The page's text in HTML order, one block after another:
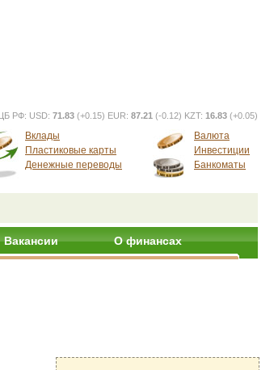
РФ: USD: 71.83 (+0.15) EUR: 87.21 (-0.12) KZT: 16.83 (+0.05)
Вклады
Пластиковые карты
Денежные переводы
Валюта
Инвестиции
Банкоматы
Вакансии О финансах